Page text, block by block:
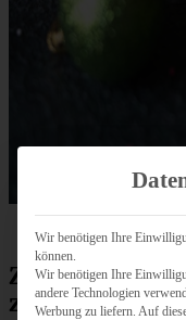
Zutaten
zauberhafte
Wir benötigen Ihre
können.
Wir benötigen Ihre
andere Technologien
Werbung zu liefern. Auf